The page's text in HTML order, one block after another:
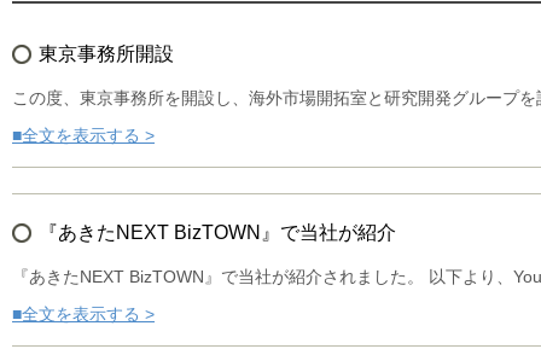
東京事務所開設
この度、東京事務所を開設し、海外市場開拓室と研究開発グループ
■全文を表示する >
『あきたNEXT BizTOWN』で当社が紹介
『あきたNEXT BizTOWN』で当社が紹介されました。 以下より、
■全文を表示する >